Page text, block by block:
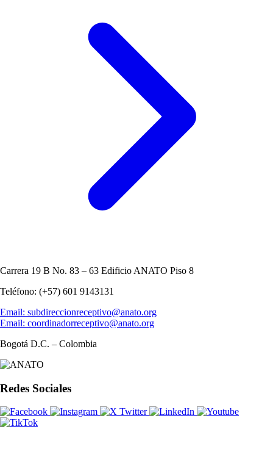
Carrera 19 B No. 83 – 63 Edificio ANATO Piso 8
Teléfono: (+57) 601 9143131
Email: subdireccionreceptivo@anato.org
Email: coordinadorreceptivo@anato.org
Bogotá D.C. – Colombia
Redes Sociales